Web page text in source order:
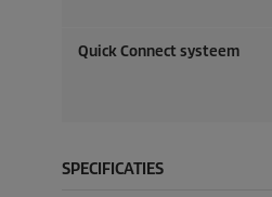
Quick Connect systeem
SPECIFICATIES